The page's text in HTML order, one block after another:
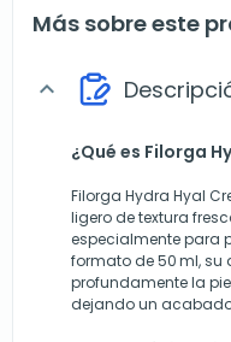
Más sobre este
expand_more
¿Qué es Filorga
Filorga Hydra Hyal
ligero de textura
especialmente para
formato de 50 ml,
profundamente la
dejando un